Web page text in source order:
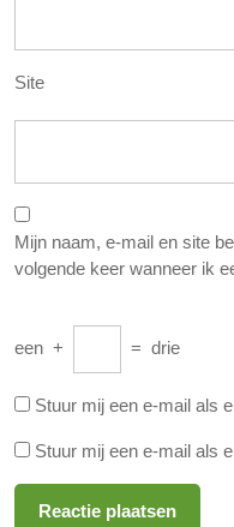
Site
Mijn naam, e-mail en site
volgende keer wanneer ik
een + = drie
Stuur mij een e-mail als
Stuur mij een e-mail als